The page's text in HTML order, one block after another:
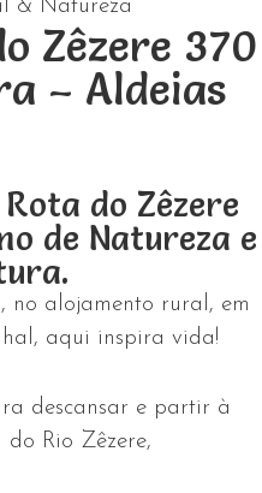
& Natureza
Zêzere 370
– Aldeias
do Zêzere
de Natureza e
no alojamento rural, em
aqui inspira vida!
descansar e partir à
Rio Zêzere,